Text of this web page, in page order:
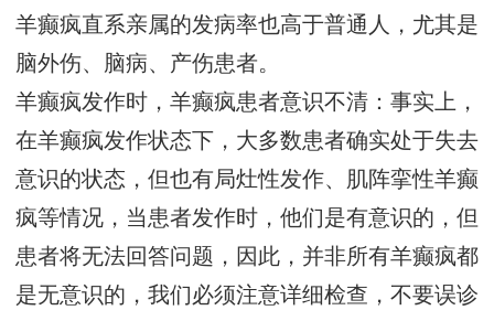
羊癫疯直系亲属的发病率也高于普通人，尤其是
脑外伤、脑病、产伤患者。
羊癫疯发作时，羊癫疯患者意识不清：事实上，
在羊癫疯发作状态下，大多数患者确实处于失去
意识的状态，但也有局灶性发作、肌阵挛性羊癫
疯等情况，当患者发作时，他们是有意识的，但
患者将无法回答问题，因此，并非所有羊癫疯都
是无意识的，我们必须注意详细检查，不要误诊